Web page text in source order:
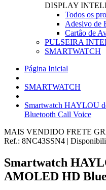
DISPLAY
Todos os
Adesivo de
Cartâo de
PULSEIRA
SMARTWATCH
Página Inicial
SMARTWATCH
Smartwatch HAYLOU
Bluetooth Call Voice
MAIS VENDIDO FRETE
Ref.: 8NC43SSN4 |
Smartwatch
AMOLED HD